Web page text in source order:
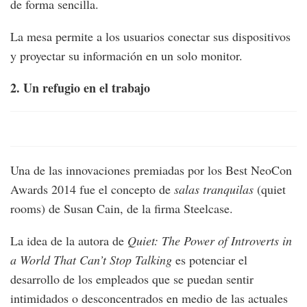
de forma sencilla.
La mesa permite a los usuarios conectar sus dispositivos
y proyectar su información en un solo monitor.
2. Un refugio en el trabajo
Una de las innovaciones premiadas por los Best NeoCon
Awards 2014 fue el concepto de salas tranquilas (quiet
rooms) de Susan Cain, de la firma Steelcase.
La idea de la autora de Quiet: The Power of Introverts in
a World That Can’t Stop Talking es potenciar el
desarrollo de los empleados que se puedan sentir
intimidados o desconcentrados en medio de las actuales